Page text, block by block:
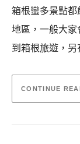
箱根蠻多景點
地區，一般大
到箱根旅遊，
CONTINUE